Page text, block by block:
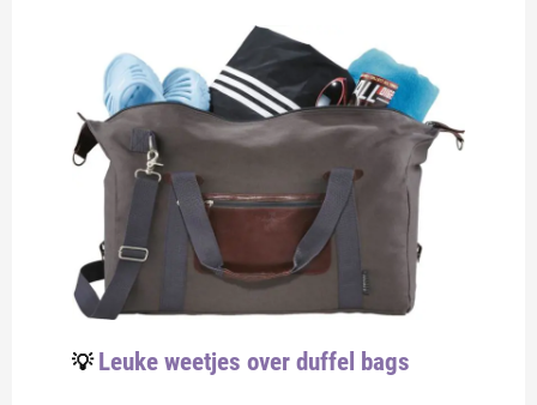
💡 Leuke weetjes over duffel bags